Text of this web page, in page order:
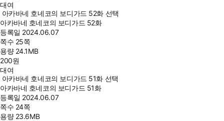
대여
아카바네 호네코의 보디가드 52화 선택
아카바네 호네코의 보디가드 52화
등록일 2024.06.07
쪽수 25쪽
용량 24.1MB
200원
대여
아카바네 호네코의 보디가드 51화 선택
아카바네 호네코의 보디가드 51화
등록일 2024.06.07
쪽수 24쪽
용량 23.6MB